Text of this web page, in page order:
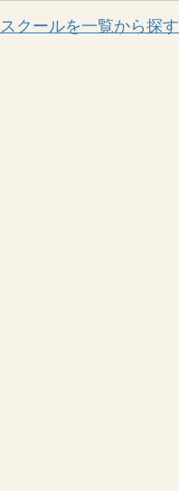
スクールを一覧から探す